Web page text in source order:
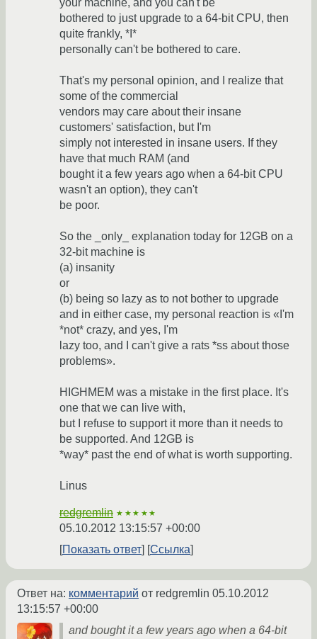
your machine, and you can't be
bothered to just upgrade to a 64-bit CPU, then
quite frankly, *I*
personally can't be bothered to care.
That's my personal opinion, and I realize that
some of the commercial
vendors may care about their insane
customers' satisfaction, but I'm
simply not interested in insane users. If they
have that much RAM (and
bought it a few years ago when a 64-bit CPU
wasn't an option), they can't
be poor.
So the _only_ explanation today for 12GB on a
32-bit machine is
(a) insanity
or
(b) being so lazy as to not bother to upgrade
and in either case, my personal reaction is «I'm
*not* crazy, and yes, I'm
lazy too, and I can't give a rats *ss about those
problems».
HIGHMEM was a mistake in the first place. It's
one that we can live with,
but I refuse to support it more than it needs to
be supported. And 12GB is
*way* past the end of what is worth supporting.
Linus
redgremlin ★★★★★
05.10.2012 13:15:57 +00:00
Показать ответ
Ссылка
Ответ на: комментарий от redgremlin 05.10.2012
13:15:57 +00:00
and bought it a few years ago when a 64-bit